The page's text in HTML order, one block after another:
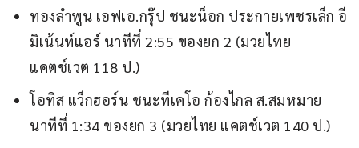
ทองลำพูน เอฟเอ.กรุ๊ป ชนะน็อก ประกายเพชรเล็ก อี
มิเน้นท์แอร์ นาทีที่ 2:55 ของยก 2 (มวยไทย
แคตช์เวต 118 ป.)
โอทิส แว็กฮอร์น ชนะทีเคโอ ก้องไกล ส.สมหมาย
นาทีที่ 1:34 ของยก 3 (มวยไทย แคตช์เวต 140 ป.)